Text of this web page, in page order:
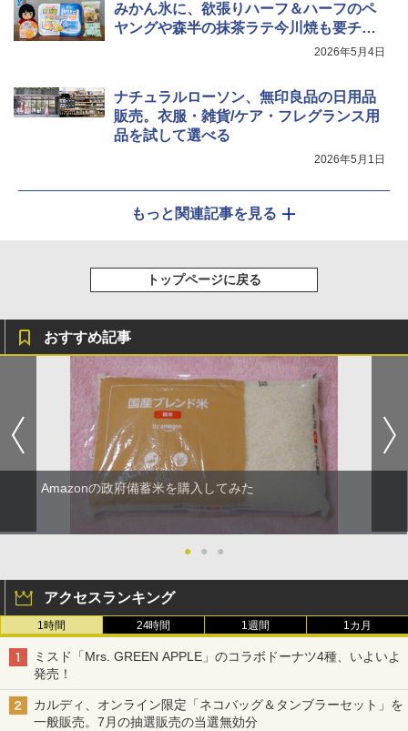
みかん氷に、欲張りハーフ＆ハーフのペ
ヤングや森半の抹茶ラテ今川焼も要チェ
2026年5月4日
ナチュラルローソン、無印良品の日用品
販売。衣服・雑貨/ケア・フレグランス用
品を試して選べる
2026年5月1日
もっと関連記事を見る
トップページに戻る
おすすめ記事
Amazonの政府備蓄米を購入してみた
● ● ●
アクセスランキング
1時間 24時間 1週間 1カ月
ミスド「Mrs. GREEN APPLE」のコラボドーナツ4種、いよいよ
発売！
カルディ、オンライン限定「ネコバッグ＆タンブラーセット」を
一般販売。7月の抽選販売の当選無効分